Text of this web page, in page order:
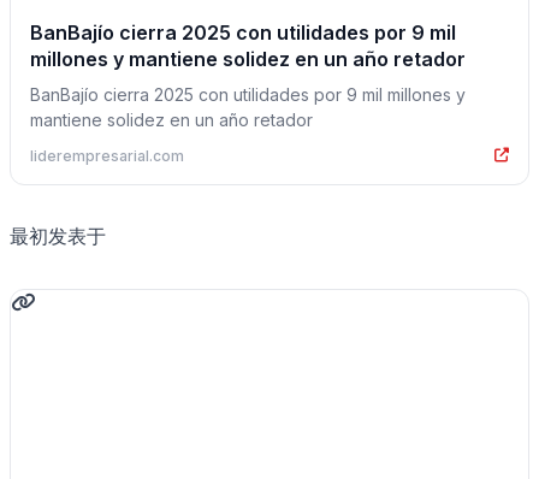
BanBajío cierra 2025 con utilidades por 9 mil
millones y mantiene solidez en un año retador
BanBajío cierra 2025 con utilidades por 9 mil millones y
mantiene solidez en un año retador
liderempresarial.com
最初发表于